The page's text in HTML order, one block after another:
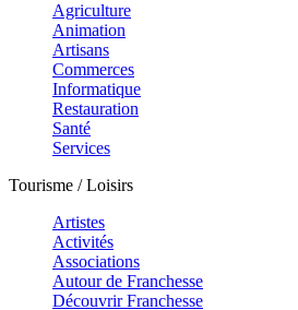
Agriculture
Animation
Artisans
Commerces
Informatique
Restauration
Santé
Services
Tourisme / Loisirs
Artistes
Activités
Associations
Autour de Franchesse
Découvrir Franchesse